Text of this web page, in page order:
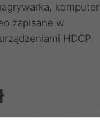
komputer
zapisane w
HDCP.